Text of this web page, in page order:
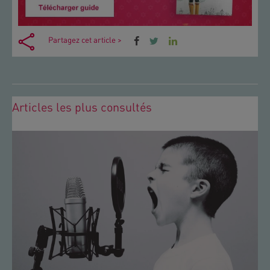
Partagez cet article >
Articles les plus consultés